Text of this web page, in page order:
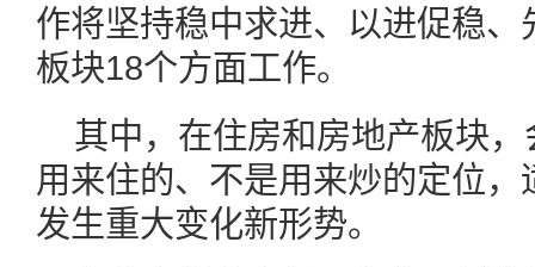
作将坚持稳中求进、以进促稳
板块18个方面工作。
其中，在住房和房地产板块
用来住的、不是用来炒的定位
发生重大变化新形势。